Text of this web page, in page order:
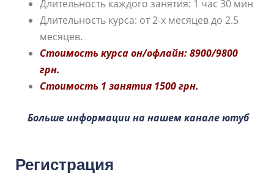
Длительность каждого занятия: 1 час 30 мин
Длительность курса: от 2-х месяцев до 2.5
месяцев.
Стоимость курса он/офлайн: 8900/9800
грн.
Стоимость 1 занятия 1500 грн.
Больше информации на нашем канале ютуб
Регистрация